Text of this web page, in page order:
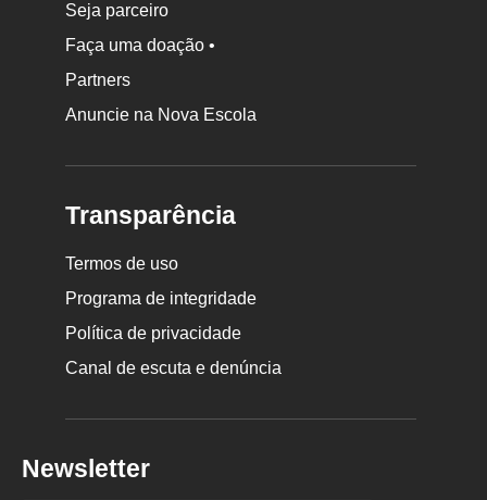
Seja parceiro
Faça uma doação •
Partners
Anuncie na Nova Escola
Transparência
Termos de uso
Programa de integridade
Política de privacidade
Canal de escuta e denúncia
Newsletter